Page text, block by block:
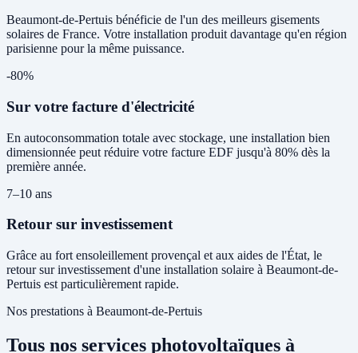
Beaumont-de-Pertuis bénéficie de l'un des meilleurs gisements
solaires de France. Votre installation produit davantage qu'en région
parisienne pour la même puissance.
-80%
Sur votre facture d'électricité
En autoconsommation totale avec stockage, une installation bien
dimensionnée peut réduire votre facture EDF jusqu'à 80% dès la
première année.
7–10 ans
Retour sur investissement
Grâce au fort ensoleillement provençal et aux aides de l'État, le
retour sur investissement d'une installation solaire à Beaumont-de-
Pertuis est particulièrement rapide.
Nos prestations à Beaumont-de-Pertuis
Tous nos services photovoltaïques à